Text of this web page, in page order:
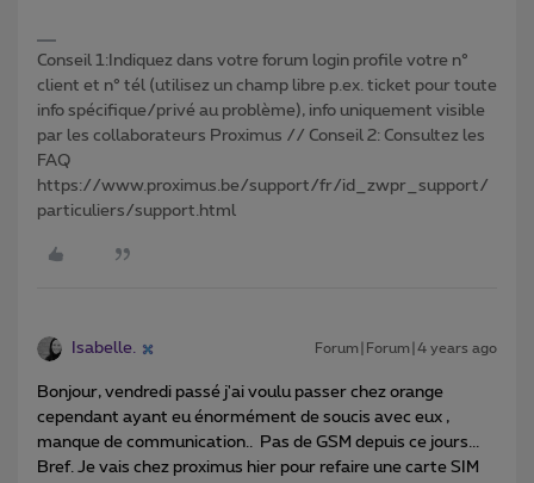
Conseil 1:Indiquez dans votre forum login profile votre n°
client et n° tél (utilisez un champ libre p.ex. ticket pour toute
info spécifique/privé au problème), info uniquement visible
par les collaborateurs Proximus // Conseil 2: Consultez les
FAQ
https://www.proximus.be/support/fr/id_zwpr_support/
particuliers/support.html
Isabelle. Forum|Forum|4 years ago
Bonjour, vendredi passé j'ai voulu passer chez orange
cependant ayant eu énormément de soucis avec eux ,
manque de communication.. Pas de GSM depuis ce jours...
Bref. Je vais chez proximus hier pour refaire une carte SIM